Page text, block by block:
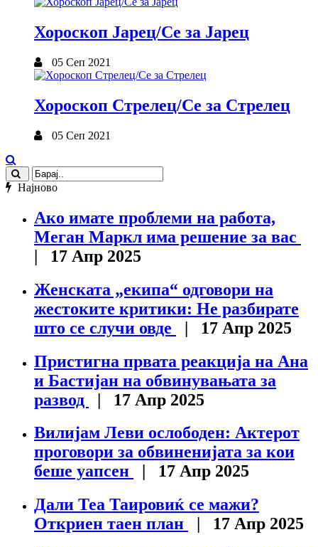
Хороскоп Јарец/Се за Јарец
05 Сеп 2021
Хороскоп Стрелец/Се за Стрелец
05 Сеп 2021
Најново
Ако имате проблеми на работа,
Меган Маркл има решение за вас
| 17 Апр 2025
Женската „екипа“ одговори на
жестоките критики: Не разбирате
што се случи овде
| 17 Апр 2025
Пристигна првата реакција на Ана
и Бастијан на обвинувањата за
развод
| 17 Апр 2025
Вилијам Леви ослободен: Актерот
проговори за обвиненијата за кои
беше уапсен
| 17 Апр 2025
Дали Теа Таировиќ се мажи?
Откриен таен план
| 17 Апр 2025